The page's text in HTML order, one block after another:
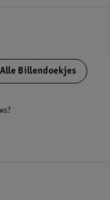
Alle Billendoekjes